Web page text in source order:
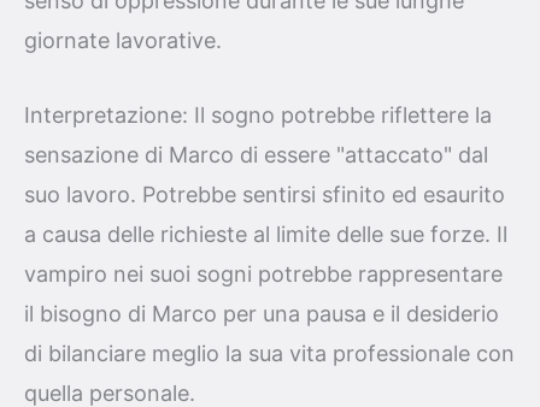
giornate lavorative.
Interpretazione: Il sogno potrebbe riflettere la
sensazione di Marco di essere "attaccato" dal
suo lavoro. Potrebbe sentirsi sfinito ed esaurito
a causa delle richieste al limite delle sue forze. Il
vampiro nei suoi sogni potrebbe rappresentare
il bisogno di Marco per una pausa e il desiderio
di bilanciare meglio la sua vita professionale con
quella personale.